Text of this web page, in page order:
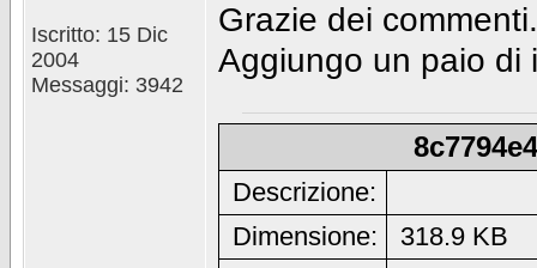
Iscritto: 15 Dic
2004
Messaggi: 3942
Grazie dei commenti.
Aggiungo un paio di
Descrizione:
Dimensione:
318.9 KB